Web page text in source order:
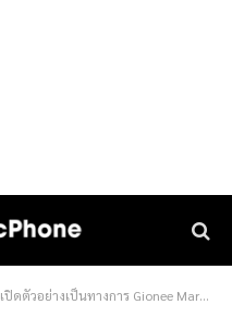
เปิดตัวอย่างเป็นทางการ Gionee Marathon M5 2 ซิม LTE แบตถึก 6020 mAh ราคาราวๆ 12,xxx บาท